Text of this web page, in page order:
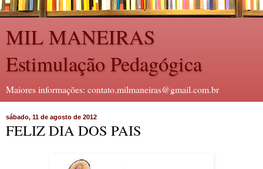
MIL MANEIRAS
Estimulação Pedagógica
Maiores informações: contato.milmaneiras@gmail.com.br
sábado, 11 de agosto de 2012
FELIZ DIA DOS PAIS